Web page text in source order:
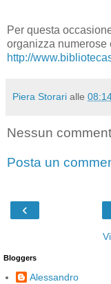
Per questa
organizza numerose
http://
Piera Storari alle
Nessun
Posta un
‹
Bloggers
Alessandro